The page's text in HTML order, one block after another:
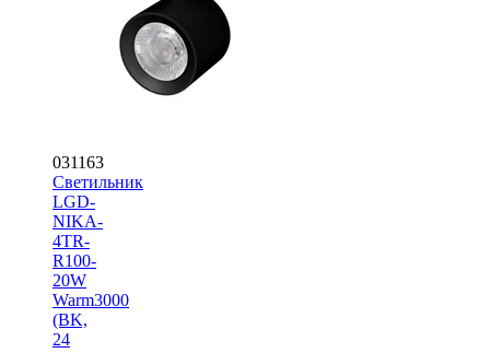
031163
Светильник
LGD-
NIKA-
4TR-
R100-
20W
Warm3000
(BK,
24